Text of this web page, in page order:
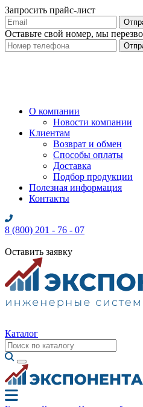
Запросить прайс-лист
Оставьте свой номер, мы
О компании
Новости компании
Клиентам
Возврат и обмен
Способы оплаты
Доставка
Подбор продукции
Полезная информация
Контакты
8 (800) 201 - 76 - 07
Оставить заявку
Каталог